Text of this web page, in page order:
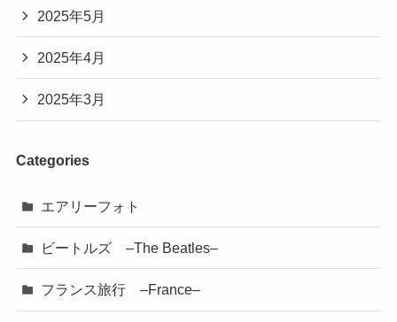
2025年5月
2025年4月
2025年3月
Categories
エアリーフォト
ビートルズ –The Beatles–
フランス旅行 –France–